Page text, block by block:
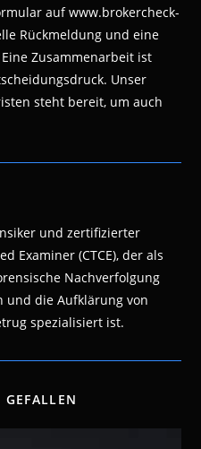
auf www.brokercheck-
Rückmeldung und eine
Zusammenarbeit ist
Unser
steht bereit, um auch
und zertifizierter
Examiner (CTCE), der als
Nachverfolgung
und die Aufklärung von
spezialisiert ist.